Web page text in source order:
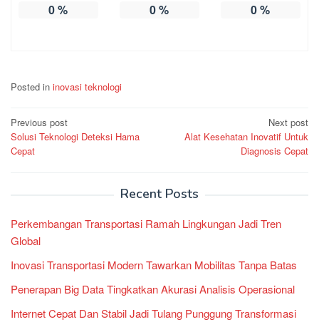
0% 0% 0%
Posted in inovasi teknologi
Post
navigation
Previous post
Solusi Teknologi Deteksi Hama
Cepat
Next post
Alat Kesehatan Inovatif Untuk
Diagnosis Cepat
Recent Posts
Perkembangan Transportasi Ramah Lingkungan Jadi Tren
Global
Inovasi Transportasi Modern Tawarkan Mobilitas Tanpa Batas
Penerapan Big Data Tingkatkan Akurasi Analisis Operasional
Internet Cepat Dan Stabil Jadi Tulang Punggung Transformasi